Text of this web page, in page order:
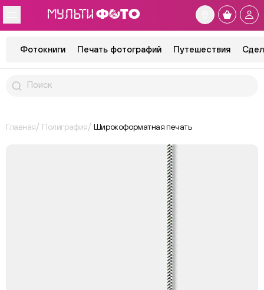
Фотокниги Печать фотографий Путешествия
Главная Полиграфия Широкоформатная печать